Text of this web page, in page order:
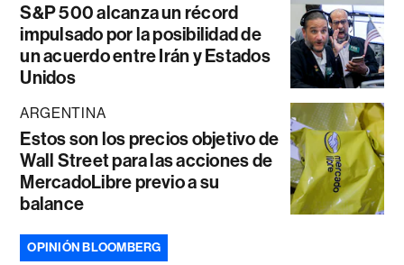
S&P 500 alcanza un récord
impulsado por la posibilidad de
un acuerdo entre Irán y Estados
Unidos
ARGENTINA
Estos son los precios objetivo de
Wall Street para las acciones de
MercadoLibre previo a su
balance
OPINIÓN BLOOMBERG